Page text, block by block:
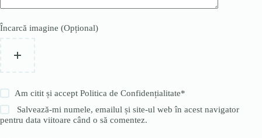
Încarcă imagine (Opțional)
Am citit și acceptPolitica de Confidențialitate*
Salvează-mi numele, emailul și site-ul web în acest navigator
pentru data viitoare când o să comentez.